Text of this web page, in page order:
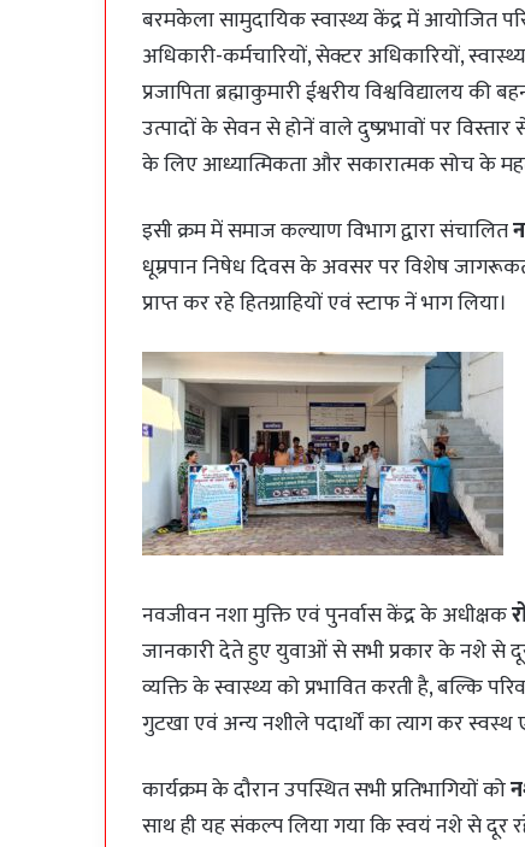
बरमकेला सामुदायिक स्वास्थ्य केंद्र में आयोजित
अधिकारी-कर्मचारियों, सेक्टर अधिकारियों,
प्रजापिता ब्रह्माकुमारी ईश्वरीय विश्वविद्यालय
उत्पादों के सेवन से होनें वाले दुष्प्रभावों पर
के लिए आध्यात्मिकता और सकारात्मक सोच के
इसी क्रम में समाज कल्याण विभाग द्वारा संचालित
धूम्रपान निषेध दिवस के अवसर पर विशेष
प्राप्त कर रहे हितग्राहियों एवं स्टाफ नें भाग लिया।
नवजीवन नशा मुक्ति एवं पुनर्वास केंद्र के अधीक्षक
जानकारी देते हुए युवाओं से सभी प्रकार के नशे से
व्यक्ति के स्वास्थ्य को प्रभावित करती है, बल्कि
गुटखा एवं अन्य नशीले पदार्थों का त्याग कर
कार्यक्रम के दौरान उपस्थित सभी प्रतिभागियों को
साथ ही यह संकल्प लिया गया कि स्वयं नशे से दूर